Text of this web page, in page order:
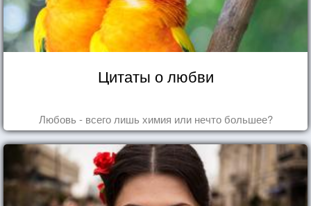
Цитаты о любви
Любовь - всего лишь химия или нечто большее?